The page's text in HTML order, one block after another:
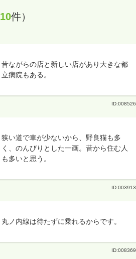
10件）
昔ながらの店と新しい店があり大きな都
立病院もある。
ID:008526
狭い道で車が少ないから、野良猫も多
く、のんびりとした一画。昔から住む人
も多いと思う。
ID:003913
丸ノ内線は待たずに乗れるからです。
ID:008369